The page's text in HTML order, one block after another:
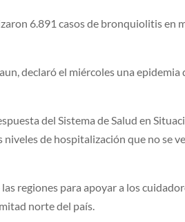
6.891 casos de bronquiolitis en
declaró el miércoles una epidemia
del Sistema de Salud en
de hospitalización que no se
regiones para apoyar a los
norte del país.